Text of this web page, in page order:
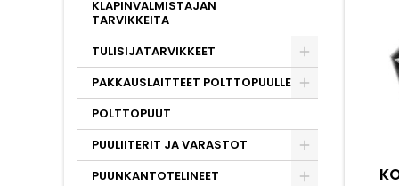
KLAPINVALMISTAJAN
TARVIKKEITA
TULISIJATARVIKKEET
PAKKAUSLAITTEET POLTTOPUULLE
POLTTOPUUT
PUULIITERIT JA VARASTOT
PUUNKANTOTELINEET